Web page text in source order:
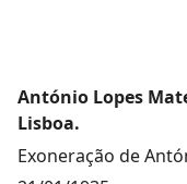
António Lopes
Lisboa.
Exoneração de